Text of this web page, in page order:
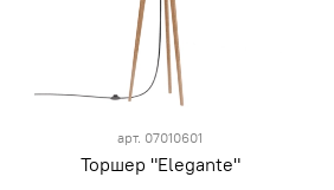
арт. 07010601
Торшер "Elegante"